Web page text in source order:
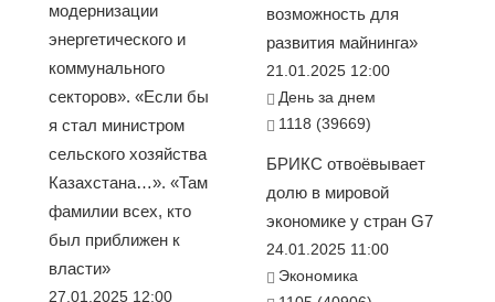
модернизации
энергетического и
коммунального
секторов». «Если бы
я стал министром
сельского хозяйства
Казахстана…». «Там
фамилии всех, кто
был приближен к
власти»
27.01.2025 12:00
возможность для
развития майнинга»
21.01.2025 12:00
День за днем
1118 (39669)
БРИКС отвоёвывает
долю в мировой
экономике у стран G7
24.01.2025 11:00
Экономика